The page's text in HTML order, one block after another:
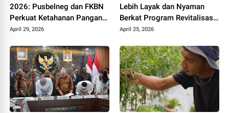
2026: Pusbelneg dan FKBN
Perkuat Ketahanan Pangan
Nasional
April 29, 2026
Lebih Layak dan Nyaman
Berkat Program Revitalisasi
Sekolah dari Pemerintah
April 25, 2026